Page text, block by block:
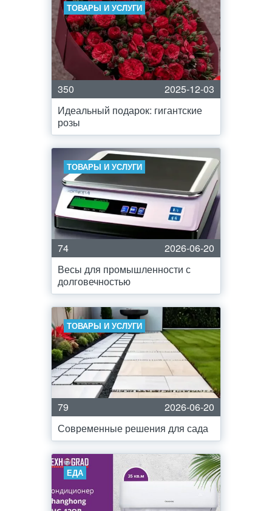
ТОВАРЫ И УСЛУГИ
350
2025-12-03
Идеальный подарок: гигантские
розы
ТОВАРЫ И УСЛУГИ
74
2026-06-20
Весы для промышленности с
долговечностью
ТОВАРЫ И УСЛУГИ
79
2026-06-20
Современные решения для сада
ЕДА